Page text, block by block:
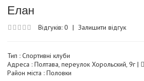
Елан
Відгуків: 0 | Залишити відгук
Тип : Спортивні клуби
Адреса : Полтава, переулок Хорольский, 9г |
Район міста : Половки